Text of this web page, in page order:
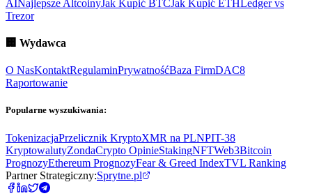
AINajlepsze AltcoinyJak Kupić BTCJak Kupić ETHLedger vs
Trezor
🏢 Wydawca
O NasKontaktRegulaminPrywatnośćBaza FirmDAC8
Raportowanie
Popularne wyszukiwania:
TokenizacjaPrzelicznik KryptoXMR na PLNPIT-38
KryptowalutyZondaCrypto OpinieStakingNFTWeb3Bitcoin
PrognozyEthereum PrognozyFear & Greed IndexTVL Ranking
Partner Strategiczny:Sprytne.pl